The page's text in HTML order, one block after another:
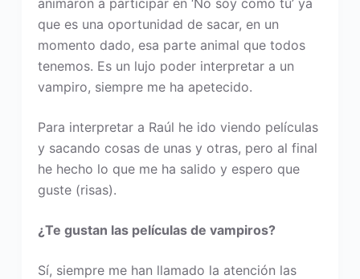
animaron a participar en ‘No soy como tú’ ya
que es una oportunidad de sacar, en un
momento dado, esa parte animal que todos
tenemos. Es un lujo poder interpretar a un
vampiro, siempre me ha apetecido.
Para interpretar a Raúl he ido viendo películas
y sacando cosas de unas y otras, pero al final
he hecho lo que me ha salido y espero que
guste (risas).
¿Te gustan las películas de vampiros?
Sí, siempre me han llamado la atención las